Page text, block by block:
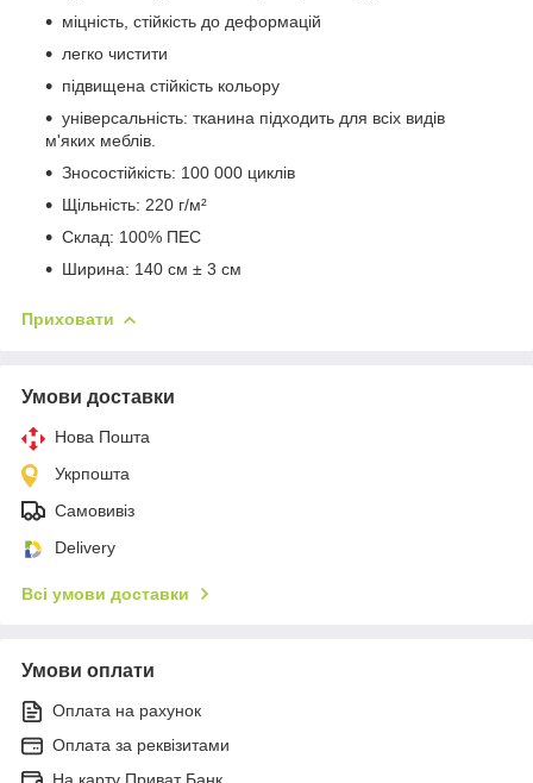
міцність, стійкість до деформацій
легко чистити
підвищена стійкість кольору
універсальність: тканина підходить для всіх видів
м'яких меблів.
Зносостійкість: 100 000 циклів
Щільність: 220 г/м²
Склад: 100% ПЕС
Ширина: 140 см ± 3 см
Приховати
Умови доставки
Нова Пошта
Укрпошта
Самовивіз
Delivery
Всі умови доставки
Умови оплати
Оплата на рахунок
Оплата за реквізитами
На карту Приват Банк